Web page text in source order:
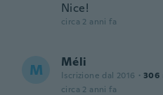
Nice!
circa 2 anni fa
M Méli
Iscrizione dal 2016 · 306
circa 2 anni fa